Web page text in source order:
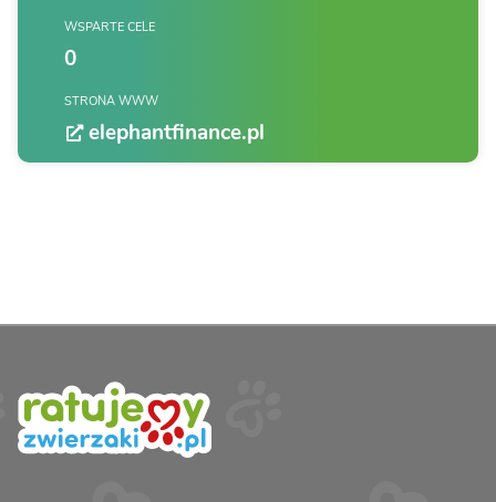
WSPARTE CELE
0
STRONA WWW
elephantfinance.pl